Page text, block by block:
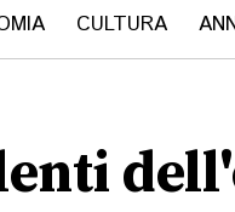
CULTURA